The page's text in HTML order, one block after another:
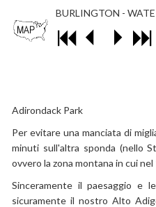
BURLINGTON -
Adirondack Park
Per evitare una manciata di
minuti sull'altra sponda (nello
ovvero la zona montana in cui
Sinceramente il paesaggio e
sicuramente il nostro Alto